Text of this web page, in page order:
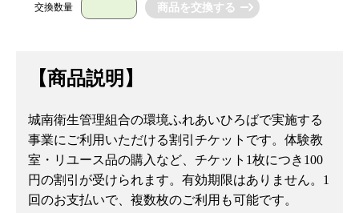
交換数量
【商品説明】
城南衛生管理組合の環境ふれあいひろばで実施する
事業にご利用いただける割引チケットです。体験教
室・リユース品の購入など、チケット1枚につき100
円の割引が受けられます。有効期限はありません。1
回のお支払いで、複数枚のご利用も可能です。